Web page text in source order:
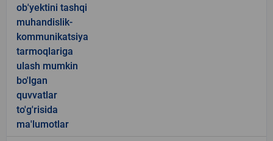
ob'yektini tashqi
muhandislik-
kommunikatsiya
tarmoqlariga
ulash mumkin
bo'lgan
quvvatlar
to'g'risida
ma'lumotlar